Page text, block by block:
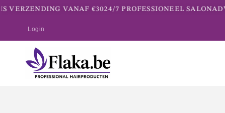
VERZENDING VANAF €3024/7 PROFESSIONEEL
Login